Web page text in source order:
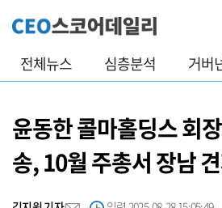
전체뉴스 심층분석 거버
윤동한 콜마홀딩스 회
송, 10월 주총서 장남